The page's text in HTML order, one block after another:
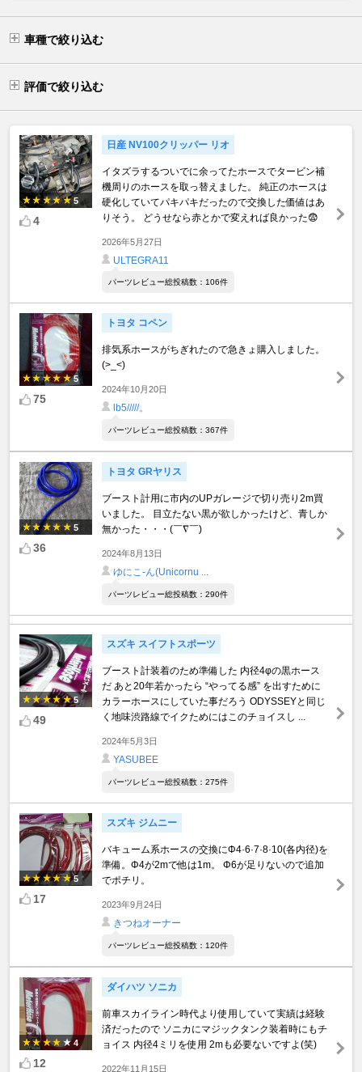
車種で絞り込む
評価で絞り込む
5
4
日産 NV100クリッパー リオ
イタズラするついでに余ってたホースでタービン補
機周りのホースを取っ替えました。 純正のホースは
硬化していてパキパキだったので交換した価値はあ
りそう。 どうせなら赤とかで変えれば良かった😨
2026年5月27日
ULTEGRA11
パーツレビュー総投稿数：106件
5
75
トヨタ コペン
排気系ホースがちぎれたので急きょ購入しました。
(>_<)
2024年10月20日
lb5/////。
パーツレビュー総投稿数：367件
5
36
トヨタ GRヤリス
ブースト計用に市内のUPガレージで切り売り2m買
いました。 目立たない黒が欲しかったけど、青しか
無かった・・・(￣∇￣)
2024年8月13日
ゆにこ-ん(Unicornu ...
パーツレビュー総投稿数：290件
5
49
スズキ スイフトスポーツ
ブースト計装着のため準備した 内径4φの黒ホース
だ あと20年若かったら “やってる感” を出すために
カラーホースにしていた事だろう ODYSSEYと同じ
く地味渋路線でイクためにはこのチョイスし ...
2024年5月3日
YASUBEE
パーツレビュー総投稿数：275件
5
17
スズキ ジムニー
バキューム系ホースの交換にΦ4·6·7·8·10(各内径)を
準備。Φ4が2mで他は1m。 Φ6が足りないので追加
でポチリ。
2023年9月24日
きつねオーナー
パーツレビュー総投稿数：120件
4
12
ダイハツ ソニカ
前車スカイライン時代より使用していて実績は経験
済だったので ソニカにマジックタンク装着時にもチ
ョイス 内径4ミリを使用 2mも必要ないですよ(笑)
2022年11月15日